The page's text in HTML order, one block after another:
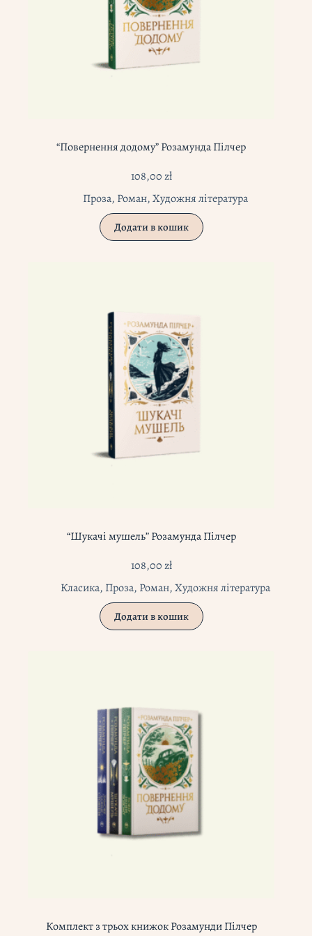
“Повернення додому” Розамунда Пілчер
108,00zł
Проза, Роман,Художня література
Додати в кошик
“Шукачі мушель” Розамунда Пілчер
108,00zł
Класика, Проза, Роман,Художня література
Додати в кошик
Комплект з трьох книжок Розамунди Пілчер